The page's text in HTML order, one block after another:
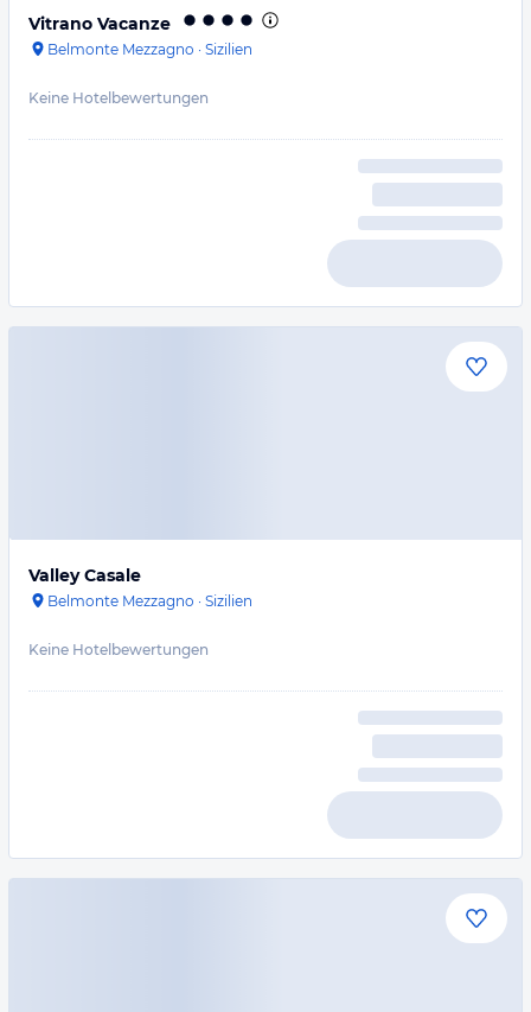
Vitrano Vacanze
Belmonte Mezzagno · Sizilien
Keine Hotelbewertungen
Valley Casale
Belmonte Mezzagno · Sizilien
Keine Hotelbewertungen